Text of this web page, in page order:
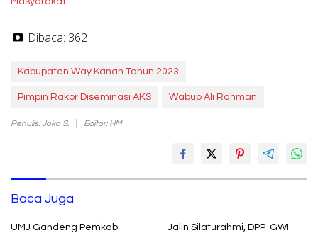
Dibaca: 362
Kabupaten Way Kanan Tahun 2023
Pimpin Rakor Diseminasi AKS Wabup Ali Rahman
Penulis: Joko S. Editor: HM
Baca Juga
UMJ Gandeng Pemkab
Jalin Silaturahmi, DPP-GWI